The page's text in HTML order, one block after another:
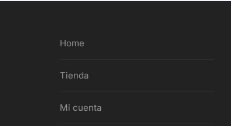
Home
Tienda
Mi cuenta